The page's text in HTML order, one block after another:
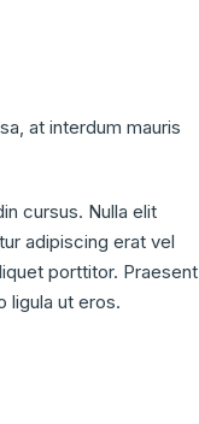
at interdum mauris
cursus. Nulla elit
adipiscing erat vel
porttitor. Praesent
ligula ut eros.